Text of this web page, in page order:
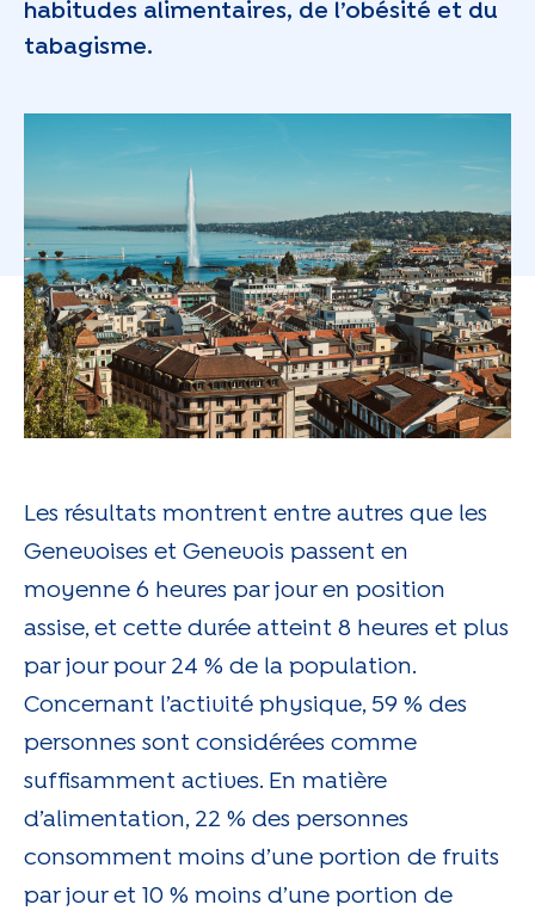
habitudes alimentaires, de l’obésité et du
tabagisme.
Les résultats montrent entre autres que les
Genevoises et Genevois passent en
moyenne 6 heures par jour en position
assise, et cette durée atteint 8 heures et plus
par jour pour 24 % de la population.
Concernant l’activité physique, 59 % des
personnes sont considérées comme
suffisamment actives. En matière
d’alimentation, 22 % des personnes
consomment moins d’une portion de fruits
par jour et 10 % moins d’une portion de